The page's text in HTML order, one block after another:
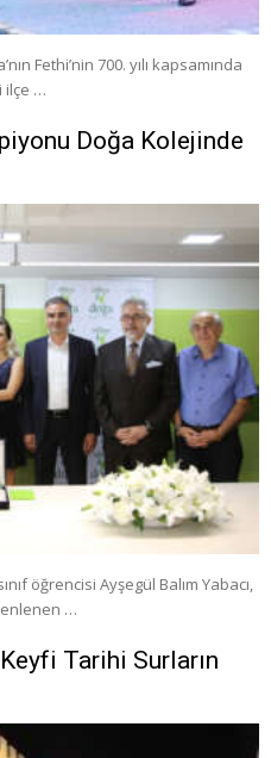
Fethi’nin 700. yılı kapsamında
ilçe …
Doğa Kolejinde
öğrencisi Ayşegül Balım Yabacı,
…
Tarihi Surların